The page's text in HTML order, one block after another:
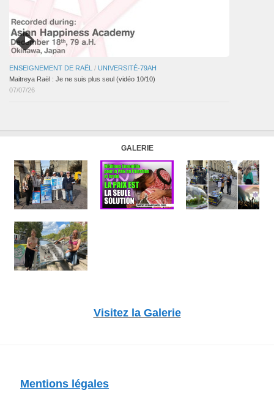
ENSEIGNEMENT DE RAËL / UNIVERSITÉ-79AH
Maitreya Raël : Je ne suis plus seul (vidéo 10/10)
07/07/26
GALERIE
Visitez la Galerie
Mentions légales